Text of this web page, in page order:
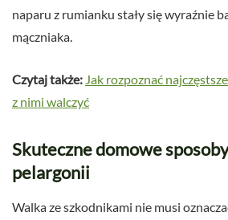
naparu z rumianku stały się wyraźnie
mączniaka.
Czytaj także: Jak rozpoznać
z nimi walczyć
Skuteczne domowe
pelargonii
Walka ze szkodnikami nie musi